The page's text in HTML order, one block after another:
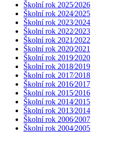
Školní rok 2025⁄2026
Školní rok 2024⁄2025
Školní rok 2023⁄2024
Školní rok 2022⁄2023
Školní rok 2021⁄2022
Školní rok 2020⁄2021
Školní rok 2019⁄2020
Školní rok 2018⁄2019
Školní rok 2017⁄2018
Školní rok 2016⁄2017
Školní rok 2015⁄2016
Školní rok 2014⁄2015
Školní rok 2013⁄2014
Školní rok 2006⁄2007
Školní rok 2004⁄2005